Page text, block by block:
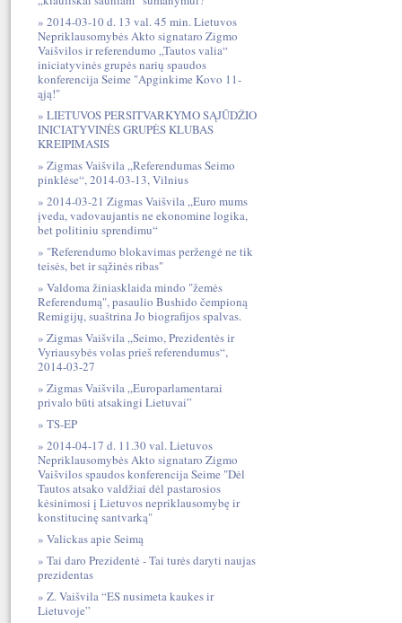
2014-03-10 d. 13 val. 45 min. Lietuvos
Nepriklausomybės Akto signataro Zigmo
Vaišvilos ir referendumo „Tautos valia“
iniciatyvinės grupės narių spaudos
konferencija Seime "Apginkime Kovo 11-
ąją!"
LIETUVOS PERSITVARKYMO SĄJŪDŽIO
INICIATYVINĖS GRUPĖS KLUBAS
KREIPIMASIS
Zigmas Vaišvila „Referendumas Seimo
pinklėse“, 2014-03-13, Vilnius
2014-03-21 Zigmas Vaišvila „Euro mums
įveda, vadovaujantis ne ekonomine logika,
bet politiniu sprendimu“
"Referendumo blokavimas peržengė ne tik
teisės, bet ir sąžinės ribas"
Valdoma žiniasklaida mindo "žemės
Referendumą", pasaulio Bushido čempioną
Remigijų, suaštrina Jo biografijos spalvas.
Zigmas Vaišvila „Seimo, Prezidentės ir
Vyriausybės volas prieš referendumus“,
2014-03-27
Zigmas Vaišvila „Europarlamentarai
privalo būti atsakingi Lietuvai”
TS-EP
2014-04-17 d. 11.30 val. Lietuvos
Nepriklausomybės Akto signataro Zigmo
Vaišvilos spaudos konferencija Seime "Dėl
Tautos atsako valdžiai dėl pastarosios
kėsinimosi į Lietuvos nepriklausomybę ir
konstitucinę santvarką"
Valickas apie Seimą
Tai daro Prezidentė - Tai turės daryti naujas
prezidentas
Z. Vaišvila “ES nusimeta kaukes ir
Lietuvoje”